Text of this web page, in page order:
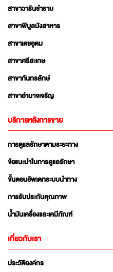
สาขาวารินชำราบ
สาขาพิบูลมังสาหาร
สาขาเดชอุดม
สาขาศรีสะเกษ
สาขากันทรลักษ์
สาขาอำนาจเจริญ
บริการหลังการขาย
การดูแลรักษาตามระยะทาง
ข้อแนะนำในการดูแลรักษา
ขั้นตอนอัพเดทระบบนำทาง
การรับประกันคุณภาพ
น้ำมันเครื่องและเคมีภัณฑ์
เกี่ยวกับเรา
ประวัติองค์กร